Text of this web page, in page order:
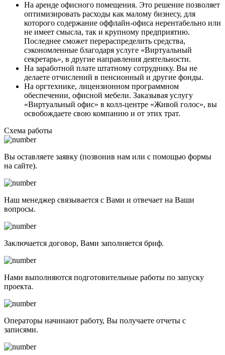
На аренде офисного помещения. Это решение позволяет
оптимизировать расходы как малому бизнесу, для
которого содержание оффлайн-офиса нерентабельно или
не имеет смысла, так и крупному предприятию.
Последнее сможет перераспределить средства,
сэкономленные благодаря услуге «Виртуальный
секретарь», в другие направления деятельности.
На заработной плате штатному сотруднику. Вы не
делаете отчислений в пенсионный и другие фонды.
На оргтехнике, лицензионном программном
обеспечении, офисной мебели. Заказывая услугу
«Виртуальный офис» в колл-центре «Живой голос», вы
освобождаете свою компанию и от этих трат.
Схема работы
Вы оставляете заявку (позвонив нам или с помощью формы
на сайте).
Наш менеджер связывается с Вами и отвечает на Ваши
вопросы.
Заключается договор, Вами заполняется бриф.
Нами выполняются подготовительные работы по запуску
проекта.
Операторы начинают работу, Вы получаете отчеты с
записями.